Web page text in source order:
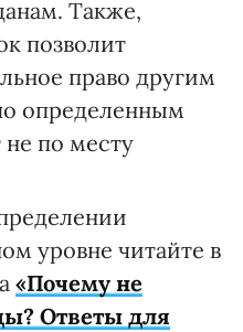
Также,
позволит
право другим
определенным
по месту
уровне читайте в
«Почему не
Ответы для